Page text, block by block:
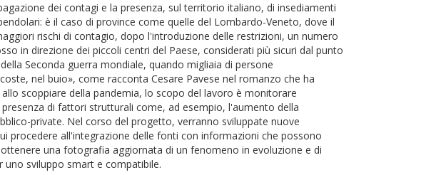
dei contagi e la presenza, sul territorio italiano, di insediamenti
è il caso di province come quelle del Lombardo-Veneto, dove il
rischi di contagio, dopo l'introduzione delle restrizioni, un numero
in direzione dei piccoli centri del Paese, considerati più sicuri dal punto
Seconda guerra mondiale, quando migliaia di persone
nel buio», come racconta Cesare Pavese nel romanzo che ha
scoppiare della pandemia, lo scopo del lavoro è monitorare
di fattori strutturali come, ad esempio, l'aumento della
private. Nel corso del progetto, verranno sviluppate nuove
procedere all'integrazione delle fonti con informazioni che possono
una fotografia aggiornata di un fenomeno in evoluzione e di
sviluppo smart e compatibile.